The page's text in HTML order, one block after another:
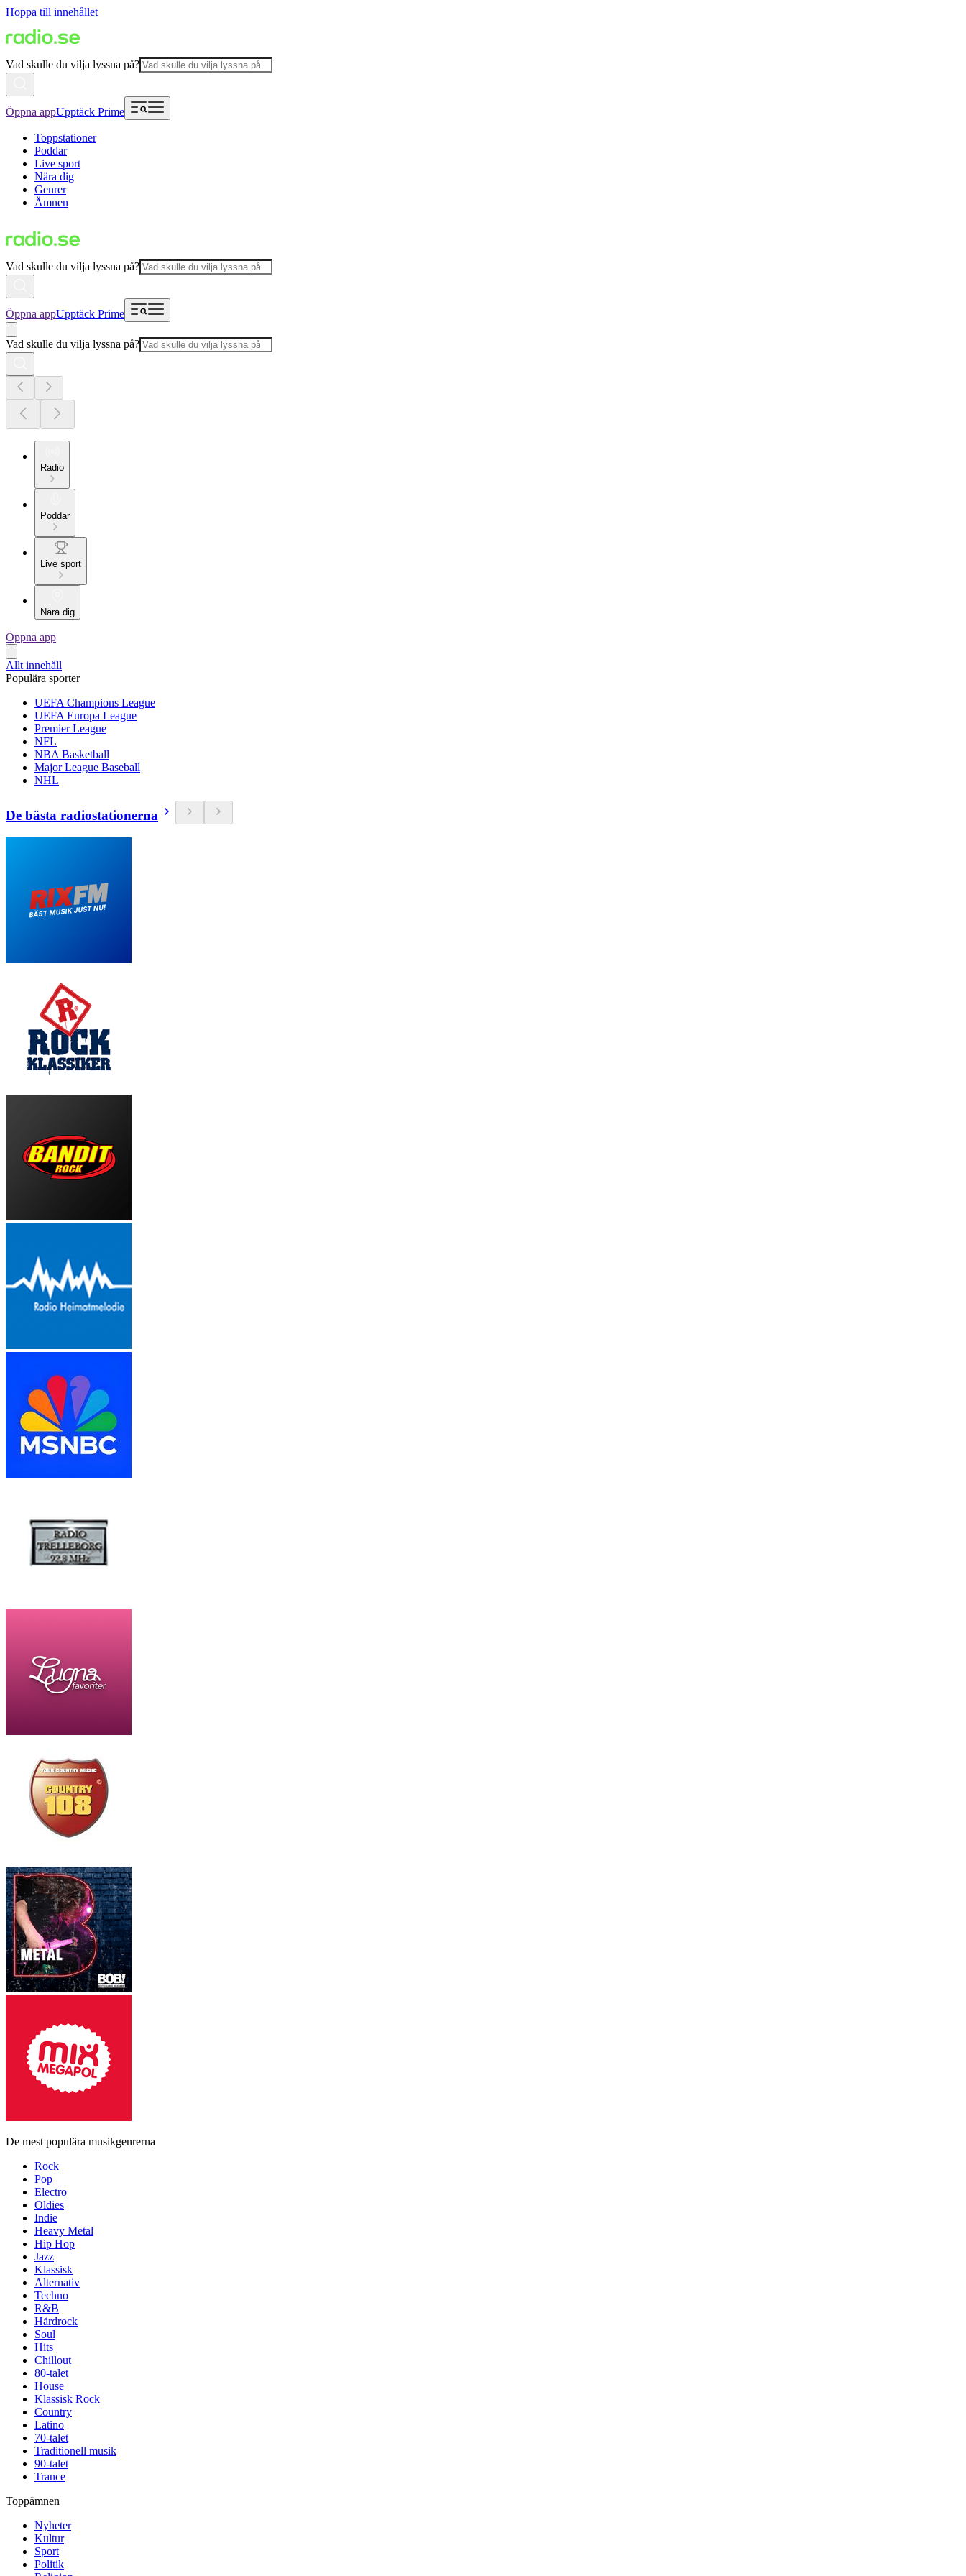
Hoppa till innehållet
Vad skulle du vilja lyssna på?
Öppna appUpptäck Prime
Toppstationer
Poddar
Live sport
Nära dig
Genrer
Ämnen
Vad skulle du vilja lyssna på?
Öppna appUpptäck Prime
Vad skulle du vilja lyssna på?
Radio
Poddar
Live sport
Nära dig
Öppna app
Allt innehåll
Populära sporter
UEFA Champions League
UEFA Europa League
Premier League
NFL
NBA Basketball
Major League Baseball
NHL
De bästa radiostationerna
De mest populära musikgenrerna
Rock
Pop
Electro
Oldies
Indie
Heavy Metal
Hip Hop
Jazz
Klassisk
Alternativ
Techno
R&B
Hårdrock
Soul
Hits
Chillout
80-talet
House
Klassisk Rock
Country
Latino
70-talet
Traditionell musik
90-talet
Trance
Toppämnen
Nyheter
Kultur
Sport
Politik